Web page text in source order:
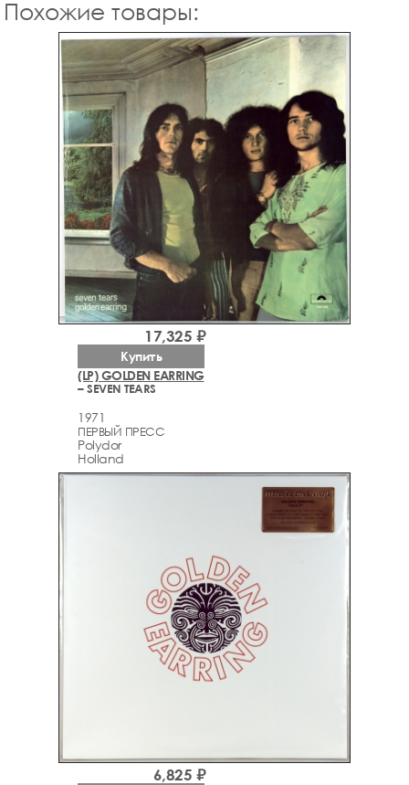
Похожие товары:
(LP) GOLDEN EARRING
– SEVEN TEARS
1971
ПЕРВЫЙ ПРЕСС
Polydor
Holland
17,325 ₽
Купить
6,825 ₽